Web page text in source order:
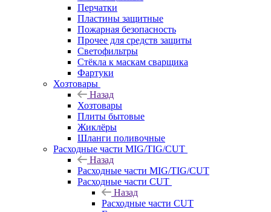
Перчатки
Пластины защитные
Пожарная безопасность
Прочее для средств защиты
Светофильтры
Стёкла к маскам сварщика
Фартуки
Хозтовары
Назад
Хозтовары
Плиты бытовые
Жиклёры
Шланги поливочные
Расходные части MIG/TIG/CUT
Назад
Расходные части MIG/TIG/CUT
Расходные части CUT
Назад
Расходные части CUT